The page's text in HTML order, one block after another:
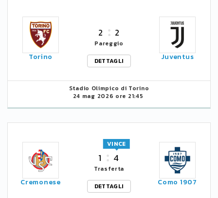
Torino
2 2
Pareggio
DETTAGLI
Juventus
Stadio Olimpico di Torino
24 mag 2026 ore 21:45
Cremonese
1 4
VINCE
Trasferta
DETTAGLI
Como 1907